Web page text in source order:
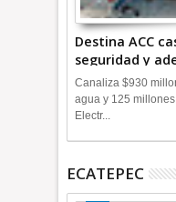
Destina ACC
seguridad y
+Video
Canaliza $930
agua y 125
Electr...
ECATEPEC